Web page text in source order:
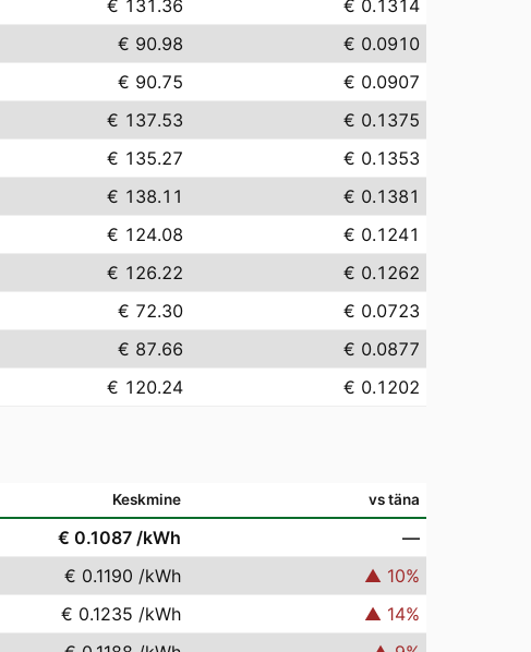
€ 131.36
€ 0.1314
€ 90.98
€ 0.0910
€ 90.75
€ 0.0907
€ 137.53
€ 0.1375
€ 135.27
€ 0.1353
€ 138.11
€ 0.1381
€ 124.08
€ 0.1241
€ 126.22
€ 0.1262
€ 72.30
€ 0.0723
€ 87.66
€ 0.0877
€ 120.24 € 0.1202
Keskmine vs täna
€ 0.1087 /kWh
—
€ 0.1190 /kWh ▲ 10%
€ 0.1235 /kWh ▲ 14%